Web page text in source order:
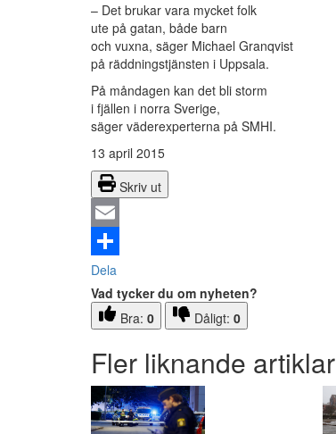
– Det brukar vara mycket folk
ute på gatan, både barn
och vuxna, säger Michael Granqvist
på räddningstjänsten i Uppsala.
På måndagen kan det bli storm
i fjällen i norra Sverige,
säger väderexperterna på SMHI.
13 april 2015
Skriv ut
Email
Dela
Vad tycker du om nyheten?
Bra: 0 Dåligt: 0
Fler liknande artiklar